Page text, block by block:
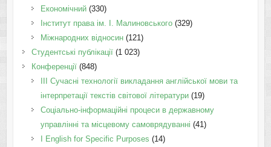
Економічний(330)
Інститут права ім. І. Малиновського(329)
Міжнародних відносин(121)
Студентські публікації(1 023)
Конференції(848)
III Сучасні технології викладання англійської мови та
інтерпретації текстів світової літератури(19)
Соціально-інформаційні процеси в державному
управлінні та місцевому самоврядуванні (41)
І English for Specific Purposes (14)